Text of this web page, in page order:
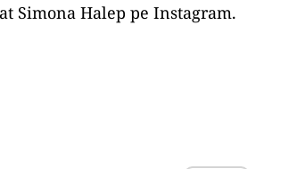
Simona Halep pe Instagram.